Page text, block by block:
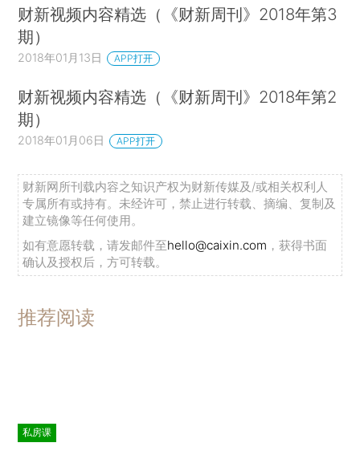
财新视频内容精选（《财新周刊》2018年第3
期）
2018年01月13日 APP打开
财新视频内容精选（《财新周刊》2018年第2
期）
2018年01月06日 APP打开
财新网所刊载内容之知识产权为财新传媒及/或相关权利人
专属所有或持有。未经许可，禁止进行转载、摘编、复制及
建立镜像等任何使用。
如有意愿转载，请发邮件至hello@caixin.com ，获得书面
确认及授权后，方可转载。
推荐阅读
私房课